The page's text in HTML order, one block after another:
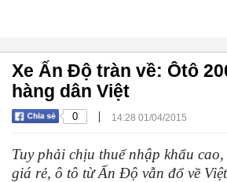
Xe Ấn Độ tràn về: Ôtô
hàng dân Việt
0 | 14:28 01/04/2015
Tuy phải chịu thuế nhập khẩu
giá rẻ, ô tô từ Ấn Độ vẫn đổ về